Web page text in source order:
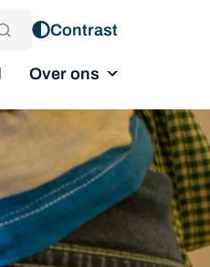
Contrast
Over ons